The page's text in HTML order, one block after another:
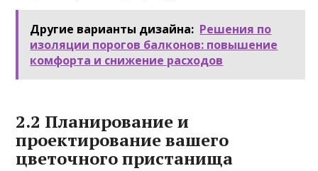
Другие варианты дизайна: Решения по
изоляции порогов балконов: повышение
комфорта и снижение расходов
2.2 Планирование и
проектирование вашего
цветочного пристанища